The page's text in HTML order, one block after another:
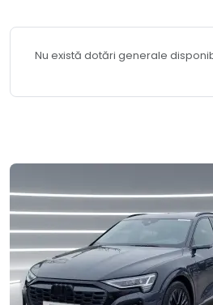
Nu există dotări generale